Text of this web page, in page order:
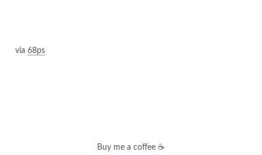
via 68ps
Buy me a coffee ☕